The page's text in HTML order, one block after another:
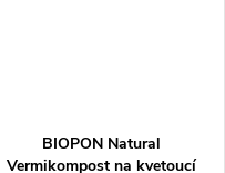
BIOPON Natural
Vermikompost na kvetoucí